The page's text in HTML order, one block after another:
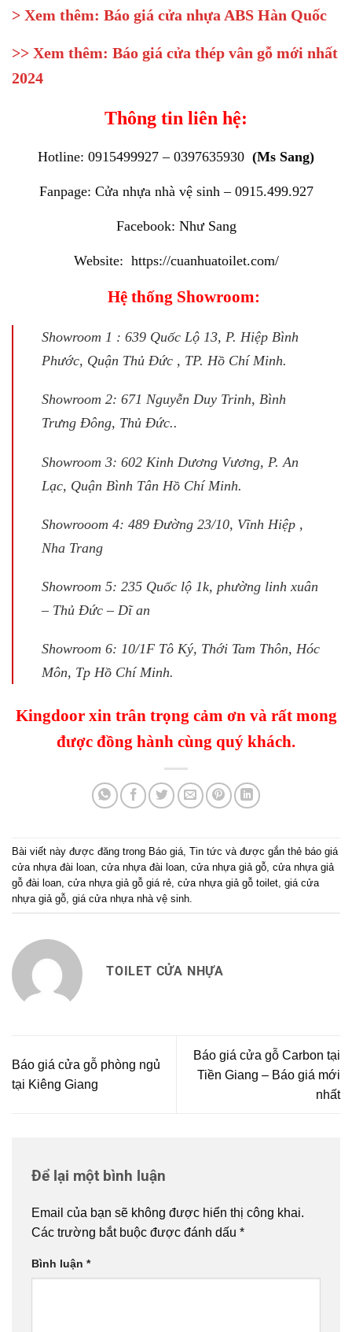
> Xem thêm: Báo giá cửa nhựa ABS Hàn Quốc
>> Xem thêm: Báo giá cửa thép vân gỗ mới nhất
2024
Thông tin liên hệ:
Hotline: 0915499927 – 0397635930 (Ms Sang)
Fanpage: Cửa nhựa nhà vệ sinh – 0915.499.927
Facebook: Như Sang
Website: https://cuanhuatoilet.com/
Hệ thống Showroom:
Showroom 1 : 639 Quốc Lộ 13, P. Hiệp Bình
Phước, Quận Thủ Đức , TP. Hồ Chí Minh.
Showroom 2: 671 Nguyễn Duy Trinh, Bình
Trưng Đông, Thủ Đức..
Showroom 3: 602 Kinh Dương Vương, P. An
Lạc, Quận Bình Tân Hồ Chí Minh.
Showrooom 4: 489 Đường 23/10, Vĩnh Hiệp ,
Nha Trang
Showroom 5: 235 Quốc lộ 1k, phường linh xuân
– Thủ Đức – Dĩ an
Showroom 6: 10/1F Tô Ký, Thới Tam Thôn, Hóc
Môn, Tp Hồ Chí Minh.
Kingdoor xin trân trọng cảm ơn và rất mong
được đồng hành cùng quý khách.
Bài viết này được đăng trong Báo giá Tin tức và được gắn thẻ báo giá
cửa nhựa đài loan cửa nhựa đài loan cửa nhựa giả gỗ cửa nhựa giả
gỗ đài loan cửa nhựa giả gỗ giá rẻ cửa nhựa giả gỗ toilet giá cửa
nhựa giả gỗ giá cửa nhựa nhà vệ sinh
TOILET CỬA NHỰA
Báo giá cửa gỗ phòng ngủ
tại Kiêng Giang
Báo giá cửa gỗ Carbon tại
Tiền Giang – Báo giá mới
nhất
Để lại một bình luận
Email của bạn sẽ không được hiển thị công khai.
Các trường bắt buộc được đánh dấu *
Bình luận *